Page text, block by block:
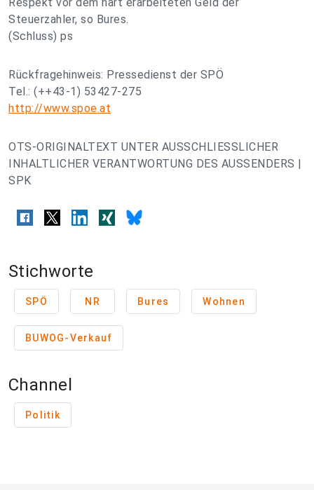
Steuerzahler, so Bures.
(Schluss) ps
Rückfragehinweis: Pressedienst der SPÖ
Tel.: (++43-1) 53427-275
http://www.spoe.at
OTS-ORIGINALTEXT UNTER AUSSCHLIESSLICHER
INHALTLICHER VERANTWORTUNG DES AUSSENDERS |
SPK
Stichworte
SPÖ NR Bures Wohnen
BUWOG-Verkauf
Channel
Politik